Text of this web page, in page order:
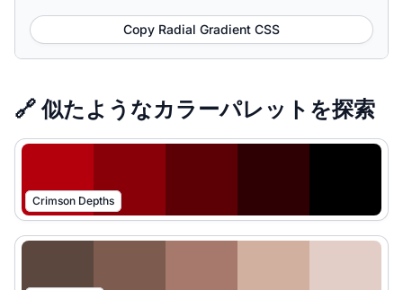
Copy Radial Gradient CSS
🔗 似たようなカラーパレットを探索
Crimson Depths